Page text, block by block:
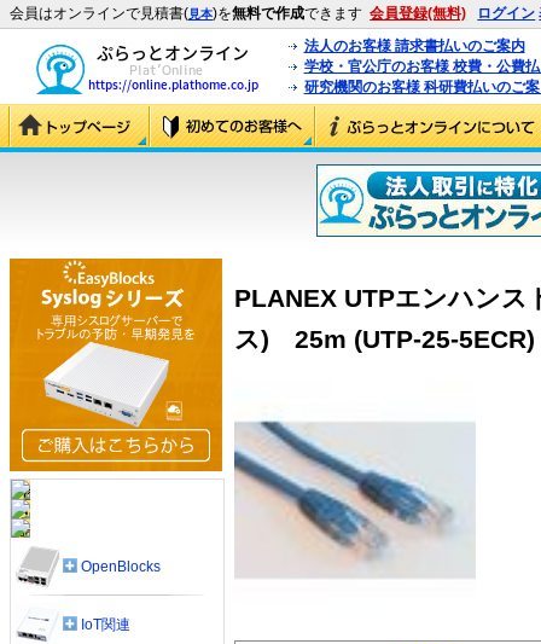
会員はオンラインで見積書(見本)を無料で作成できます 会員登録(無料) ログイン
法人のお客様 請求書払いのご案内
学校・官公庁のお客様 校費・公費
研究機関のお客様 科研費払いのご
PLANEX UTPエンハン
ス) 25m (UTP-25-5ECR)
OpenBlocks
IoT関連